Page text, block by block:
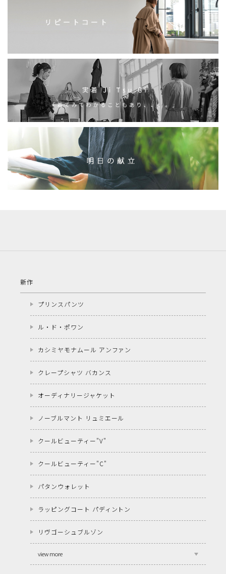
新作
プリンスパンツ
ル・ド・ポワン
カシミヤモナムール アンファン
クレープシャツ バカンス
オーディナリージャケット
ノーブルマント リュミエール
クールビューティー"V"
クールビューティー"C"
パタンウォレット
ラッピングコート パディントン
リヴゴーシュブルゾン
view more